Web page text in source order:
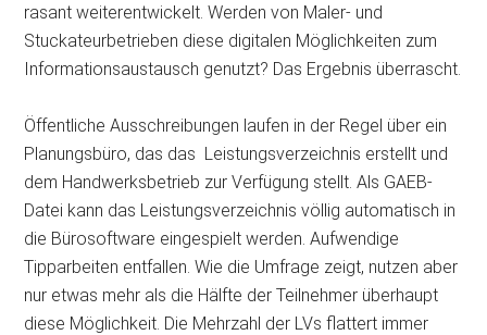
rasant weiterentwickelt. Werden von Maler- und
Stuckateurbetrieben diese digitalen Möglichkeiten zum
Informationsaustausch genutzt? Das Ergebnis überrascht.
Öffentliche Ausschreibungen laufen in der Regel über ein
Planungsbüro, das das Leistungsverzeichnis erstellt und
dem Handwerksbetrieb zur Verfügung stellt. Als GAEB-
Datei kann das Leistungsverzeichnis völlig automatisch in
die Bürosoftware eingespielt werden. Aufwendige
Tipparbeiten entfallen. Wie die Umfrage zeigt, nutzen aber
nur etwas mehr als die Hälfte der Teilnehmer überhaupt
diese Möglichkeit. Die Mehrzahl der LVs flattert immer